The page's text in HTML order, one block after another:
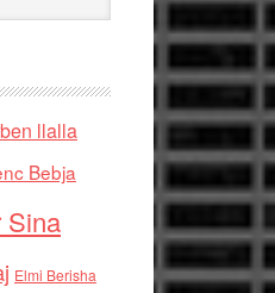
llalla
Bebja
Sina
Elmi Berisha